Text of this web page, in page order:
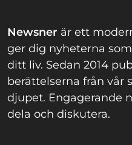
Newsner är ett
ger dig nyheterna
ditt liv. Sedan 2014
berättelserna från vår
djupet. Engagerande
dela och diskutera.